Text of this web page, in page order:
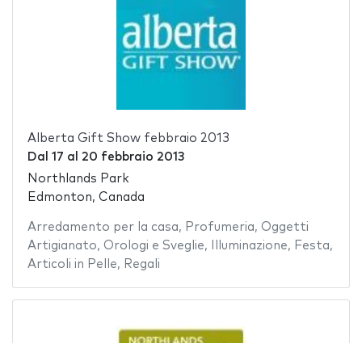
Alberta Gift Show febbraio 2013
Dal 17 al 20 febbraio 2013
Northlands Park
Edmonton, Canada
Arredamento per la casa, Profumeria, Oggetti
Artigianato, Orologi e Sveglie, Illuminazione, Festa,
Articoli in Pelle, Regali